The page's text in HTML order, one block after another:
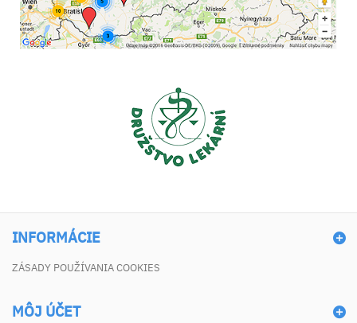
INFORMÁCIE
ZÁSADY POUŽÍVANIA COOKIES
MÔJ ÚČET